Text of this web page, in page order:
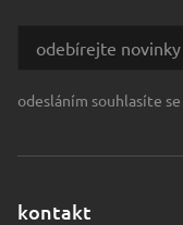
odesláním souhlasíte se
kontakt